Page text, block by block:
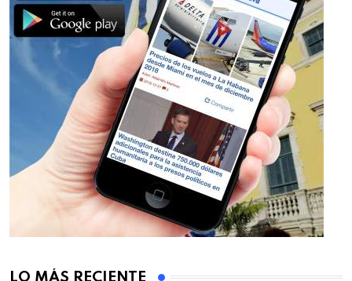
LO MÁS RECIENTE